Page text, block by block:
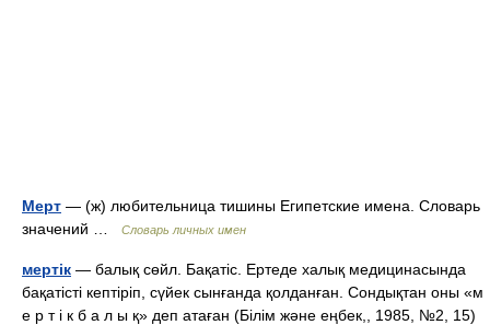
Мерт — (ж) любительница тишины Египетские имена. Словарь
значений …
Словарь личных имен
мертік — балық сөйл. Бақатіс. Ертеде халық медицинасында
бақатісті кептіріп, сүйек сынғанда қолданған. Сондықтан оны «м
е р т і к б а л ы қ» деп атаған (Білім және еңбек,, 1985, №2, 15)